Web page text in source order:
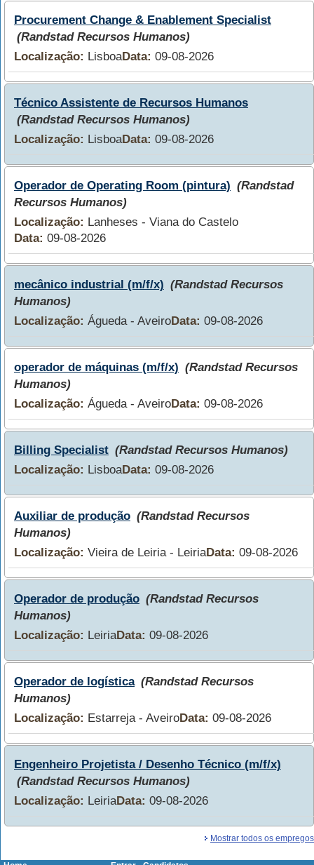
Procurement Change & Enablement Specialist
(Randstad Recursos Humanos)
Localização: LisboaData: 09-08-2026
Técnico Assistente de Recursos Humanos
(Randstad Recursos Humanos)
Localização: LisboaData: 09-08-2026
Operador de Operating Room (pintura) (Randstad
Recursos Humanos)
Localização: Lanheses - Viana do Castelo
Data: 09-08-2026
mecânico industrial (m/f/x) (Randstad Recursos
Humanos)
Localização: Águeda - AveiroData: 09-08-2026
operador de máquinas (m/f/x) (Randstad Recursos
Humanos)
Localização: Águeda - AveiroData: 09-08-2026
Billing Specialist (Randstad Recursos Humanos)
Localização: LisboaData: 09-08-2026
Auxiliar de produção (Randstad Recursos
Humanos)
Localização: Vieira de Leiria - LeiriaData: 09-08-2026
Operador de produção (Randstad Recursos
Humanos)
Localização: LeiriaData: 09-08-2026
Operador de logística (Randstad Recursos
Humanos)
Localização: Estarreja - AveiroData: 09-08-2026
Engenheiro Projetista / Desenho Técnico (m/f/x)
(Randstad Recursos Humanos)
Localização: LeiriaData: 09-08-2026
Mostrar todos os empregos